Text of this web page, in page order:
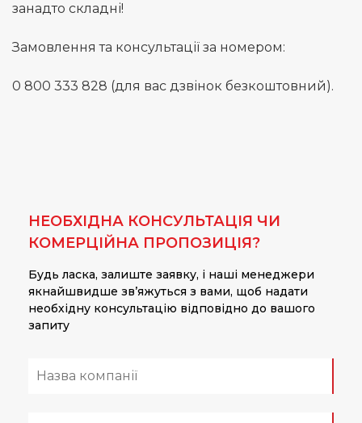
занадто складні!
Замовлення та консультації за номером:
0 800 333 828 (для вас дзвінок безкоштовний).
НЕОБХІДНА КОНСУЛЬТАЦІЯ ЧИ
КОМЕРЦІЙНА ПРОПОЗИЦІЯ?
Будь ласка, залиште заявку, і наші менеджери
якнайшвидше зв’яжуться з вами, щоб надати
необхідну консультацію відповідно до вашого
запиту